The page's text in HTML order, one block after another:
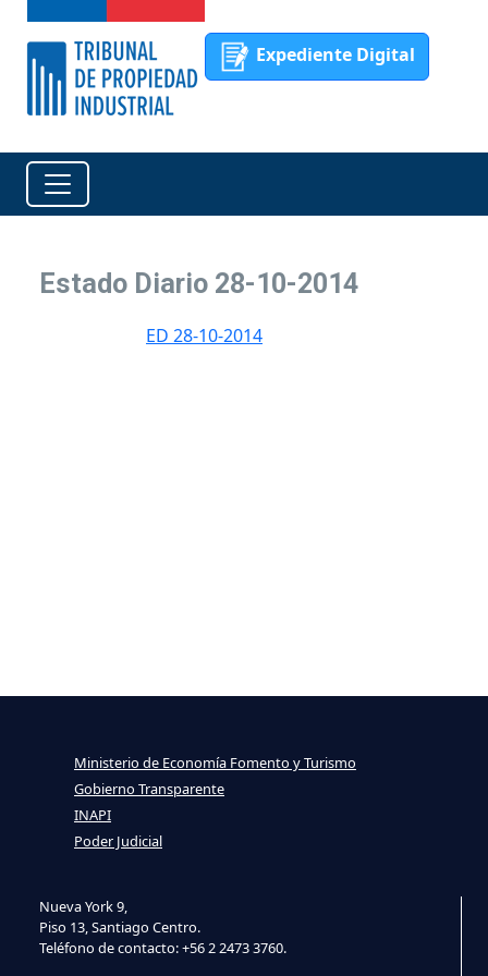
Expediente Digital
Estado Diario 28-10-2014
ED 28-10-2014
Nueva York 9,
Piso 13, Santiago Centro.
Teléfono de contacto: +56 2 2473 3760.
Ministerio de Economía Fomento y Turismo
Gobierno Transparente
INAPI
Poder Judicial